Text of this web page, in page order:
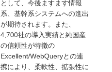
として、今後ますます情報
系、基幹系システムへの進出
が期待されます。また、
4,700社の導入実績と純国産
の信頼性が特徴の
Excellent/WebQueryとの連
携により、柔軟性、拡張性に